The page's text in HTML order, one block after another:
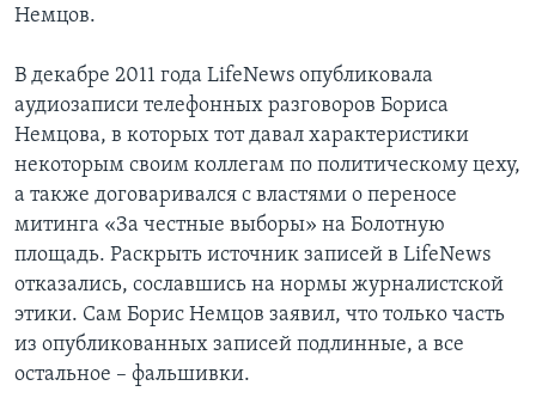
Немцов.
В декабре 2011 года LifeNews опубликовала
аудиозаписи телефонных разговоров Бориса
Немцова, в которых тот давал характеристики
некоторым своим коллегам по политическому цеху,
а также договаривался с властями о переносе
митинга «За честные выборы» на Болотную
площадь. Раскрыть источник записей в LifeNews
отказались, сославшись на нормы журналистской
этики. Сам Борис Немцов заявил, что только часть
из опубликованных записей подлинные, а все
остальное – фальшивки.